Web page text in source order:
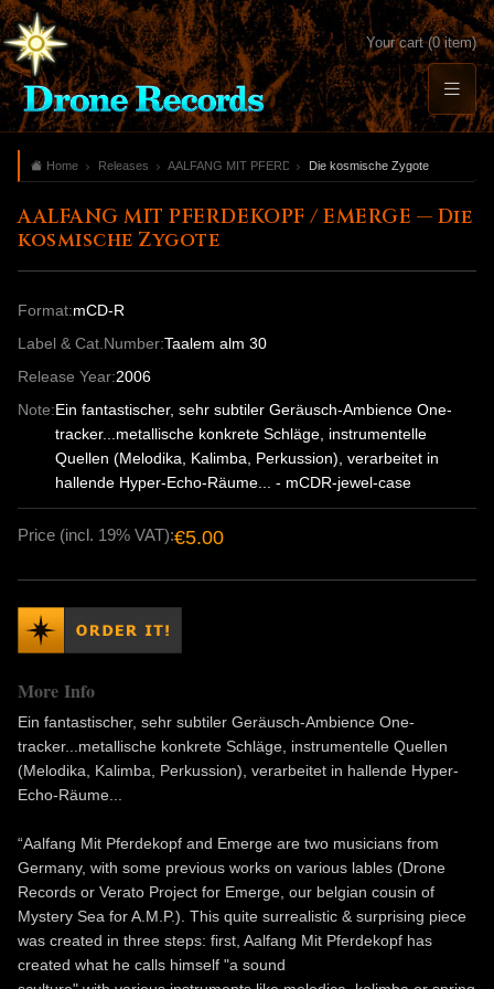
Your cart (0 item)
Home Releases AALFANG MIT PFERDEKOPF / EMERGE
Die kosmische Zygote
AALFANG MIT PFERDEKOPF / EMERGE — Die
kosmische Zygote
Format:mCD-R
Label & Cat.Number:Taalem alm 30
Release Year:2006
Note:Ein fantastischer, sehr subtiler Geräusch-Ambience One-
tracker...metallische konkrete Schläge, instrumentelle
Quellen (Melodika, Kalimba, Perkussion), verarbeitet in
hallende Hyper-Echo-Räume... - mCDR-jewel-case
Price (incl. 19% VAT):€5.00
More Info
Ein fantastischer, sehr subtiler Geräusch-Ambience One-
tracker...metallische konkrete Schläge, instrumentelle Quellen
(Melodika, Kalimba, Perkussion), verarbeitet in hallende Hyper-
Echo-Räume...
“Aalfang Mit Pferdekopf and Emerge are two musicians from
Germany, with some previous works on various lables (Drone
Records or Verato Project for Emerge, our belgian cousin of
Mystery Sea for A.M.P.). This quite surrealistic & surprising piece
was created in three steps: first, Aalfang Mit Pferdekopf has
created what he calls himself "a sound